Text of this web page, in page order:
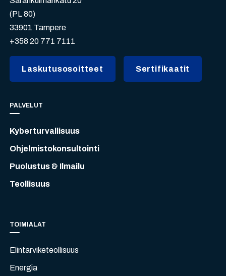
(PL 80)
33901 Tampere
+358 20 771 7111
Laskutusosoitteet Sertifikaatit
PALVELUT
Kyberturvallisuus
Ohjelmistokonsultointi
Puolustus & Ilmailu
Teollisuus
TOIMIALAT
Elintarviketeollisuus
Energia